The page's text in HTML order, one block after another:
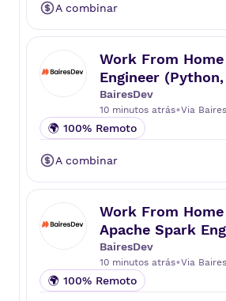
A combinar
Work From
Engineer
BairesDev
10 minutos atrás•Via
🌍 100% Remoto
A combinar
Work From
Apache Spark
BairesDev
10 minutos atrás•Via
🌍 100% Remoto